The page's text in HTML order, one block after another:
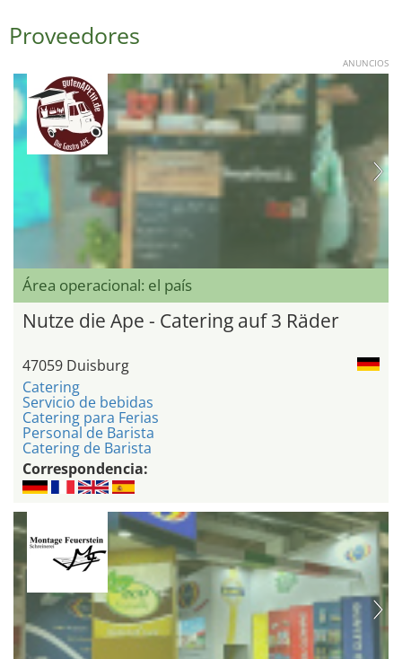
Proveedores
ANUNCIOS
Área operacional: el país
Nutze die Ape - Catering auf 3 Räder
47059 Duisburg
Catering
Servicio de bebidas
Catering para Ferias
Personal de Barista
Catering de Barista
Correspondencia: